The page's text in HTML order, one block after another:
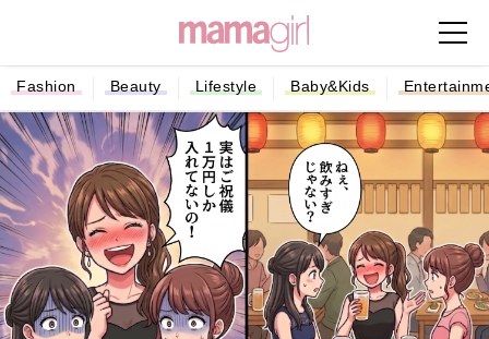
Fashion Beauty Lifestyle Baby&Kids